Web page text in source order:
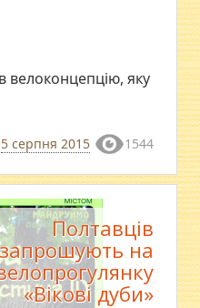
велоконцепцію, яку
5 серпня 2015 1544
Полтавців
на
«Вікові дуби»